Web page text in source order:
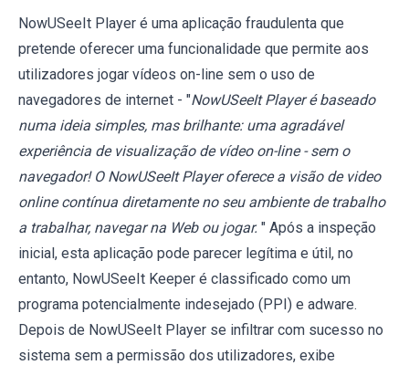
NowUSeeIt Player é uma aplicação fraudulenta que
pretende oferecer uma funcionalidade que permite aos
utilizadores jogar vídeos on-line sem o uso de
navegadores de internet - "NowUSeeIt Player é baseado
numa ideia simples, mas brilhante: uma agradável
experiência de visualização de vídeo on-line - sem o
navegador! O NowUSeeIt Player oferece a visão de video
online contínua diretamente no seu ambiente de trabalho
a trabalhar, navegar na Web ou jogar. " Após a inspeção
inicial, esta aplicação pode parecer legítima e útil, no
entanto, NowUSeeIt Keeper é classificado como um
programa potencialmente indesejado (PPI) e adware.
Depois de NowUSeeIt Player se infiltrar com sucesso no
sistema sem a permissão dos utilizadores, exibe